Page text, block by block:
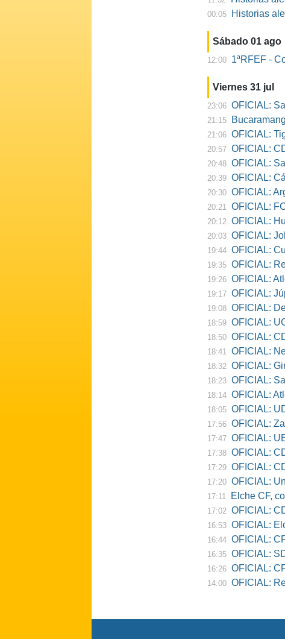
00:05 Historias
Sábado 01 ago
12:00 1ªRFEF -
Viernes 31 jul
23:06 OFICIAL:
21:15
21:06 OFICIAL:
20:57 OFICIAL:
20:48 OFICIAL:
20:39 OFICIAL:
20:30 OFICIAL:
20:21 OFICIAL:
20:12 OFICIAL:
20:03 OFICIAL:
19:44 OFICIAL:
19:35 OFICIAL: Real
19:26 OFICIAL:
19:17 OFICIAL:
19:08 OFICIAL:
18:59 OFICIAL:
18:50 OFICIAL:
18:41 OFICIAL:
18:32 OFICIAL:
18:23 OFICIAL:
18:14 OFICIAL:
18:05 OFICIAL:
17:56 OFICIAL:
17:47 OFICIAL:
17:38 OFICIAL:
17:29 OFICIAL:
17:20 OFICIAL:
17:11 Elche CF,
17:02 OFICIAL:
16:53 OFICIAL:
16:44 OFICIAL:
16:35 OFICIAL:
16:26 OFICIAL:
14:00 OFICIAL: